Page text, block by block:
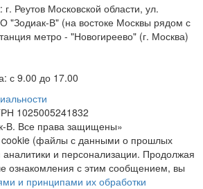
Реутов Московской области, ул.
"Зодиак-В" (на востоке Москвы рядом с
метро - "Новогиреево" (г. Москва)
с 9.00 до 17.00
1025005241832
В. Все права защищены»
(файлы с данными о прошлых
и персонализации. Продолжая
ознакомления с этим сообщением, вы
и принципами их обработки